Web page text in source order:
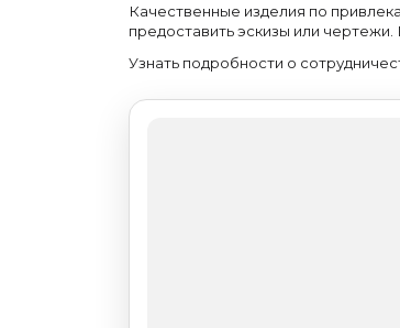
Подбор, производство и комплектация по вашему дизайн-
Качественные изделия по
предоставить эскизы или
Узнать подробности о